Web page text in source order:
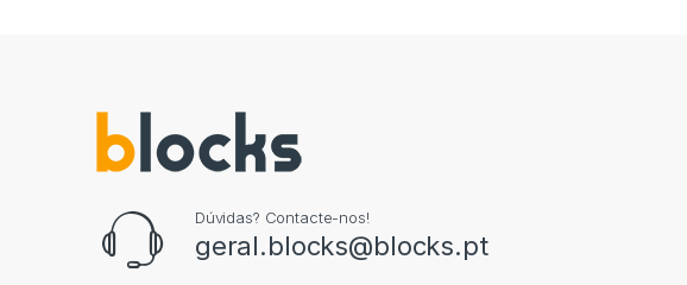
Dúvidas? Contacte-nos!
geral.blocks@blocks.pt